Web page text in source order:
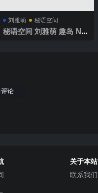
刘雅萌 秘语空间
秘语空间 刘雅萌 趣岛 NO.
论
关于本站
联系我们